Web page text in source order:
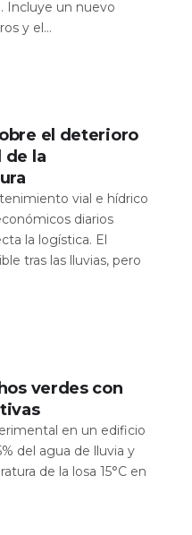
Incluye un nuevo
y el...
el deterioro
de la
vial e hídrico
diarios
la logística. El
tras las lluvias, pero
verdes con
en un edificio
del agua de lluvia y
de la losa 15°C en